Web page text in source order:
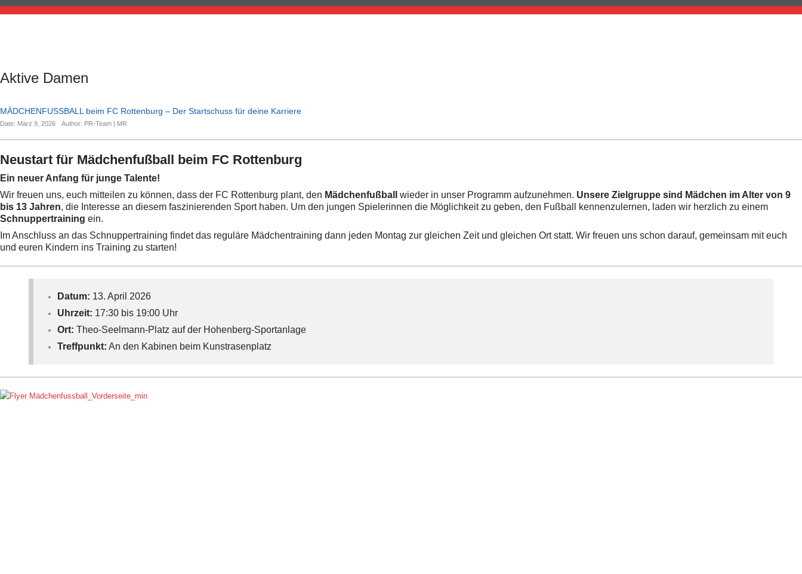
Aktive Damen
MÄDCHENFUSSBALL beim FC Rottenburg – Der Startschuss für deine Karriere
Date: März 9, 2026 Author: PR-Team | MR
Neustart für Mädchenfußball beim FC Rottenburg
Ein neuer Anfang für junge Talente!
Wir freuen uns, euch mitteilen zu können, dass der FC Rottenburg plant, den Mädchenfußball wieder in unser Programm aufzunehmen. Unsere Zielgruppe sind Mädchen im Alter von 9
bis 13 Jahren, die Interesse an diesem faszinierenden Sport haben. Um den jungen Spielerinnen die Möglichkeit zu geben, den Fußball kennenzulernen, laden wir herzlich zu einem
Schnuppertraining ein.
Im Anschluss an das Schnuppertraining findet das reguläre Mädchentraining dann jeden Montag zur gleichen Zeit und gleichen Ort statt. Wir freuen uns schon darauf, gemeinsam mit euch
und euren Kindern ins Training zu starten!
Datum: 13. April 2026
Uhrzeit: 17:30 bis 19:00 Uhr
Ort: Theo-Seelmann-Platz auf der Hohenberg-Sportanlage
Treffpunkt: An den Kabinen beim Kunstrasenplatz